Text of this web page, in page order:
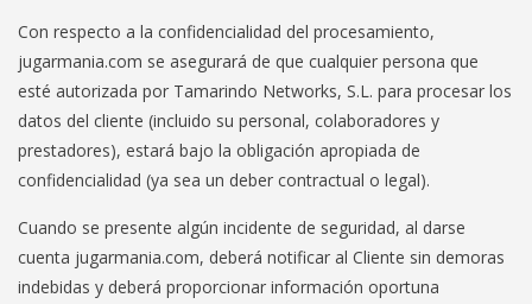
Con respecto a la confidencialidad del procesamiento,
jugarmania.com se asegurará de que cualquier persona que
esté autorizada por Tamarindo Networks, S.L. para procesar los
datos del cliente (incluido su personal, colaboradores y
prestadores), estará bajo la obligación apropiada de
confidencialidad (ya sea un deber contractual o legal).
Cuando se presente algún incidente de seguridad, al darse
cuenta jugarmania.com, deberá notificar al Cliente sin demoras
indebidas y deberá proporcionar información oportuna